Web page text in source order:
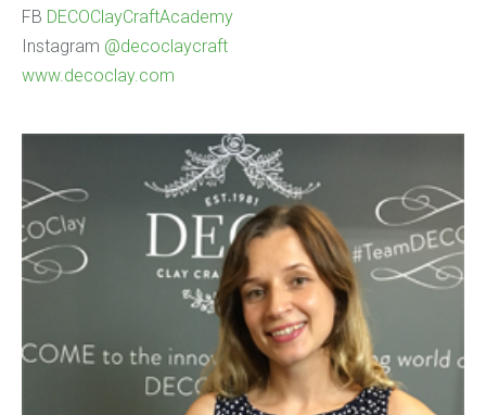
FB DECOClayCraftAcademy
Instagram @decoclaycraft
www.decoclay.com